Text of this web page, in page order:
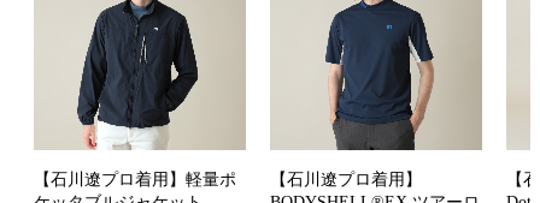
【石川遼プロ着用】軽量ポ
【石川遼プロ着用】
【